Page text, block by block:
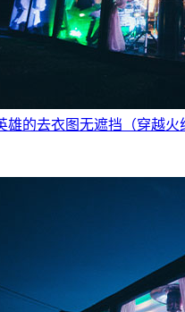
雄的去衣图无遮挡（穿越火